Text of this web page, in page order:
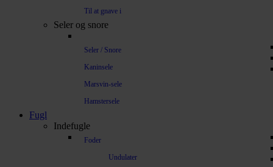
Til at gnave i
Seler og snore
Seler / Snore
Kaninsele
Marsvin-sele
Hamstersele
Fugl
Indefugle
Foder
Undulater